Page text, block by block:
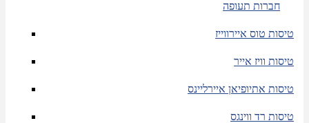
חברות תעופה
טיסות טוס איירווייז
טיסות וויז אייר
טיסות אתיופיאן איירליינס
טיסות רד ווינגס